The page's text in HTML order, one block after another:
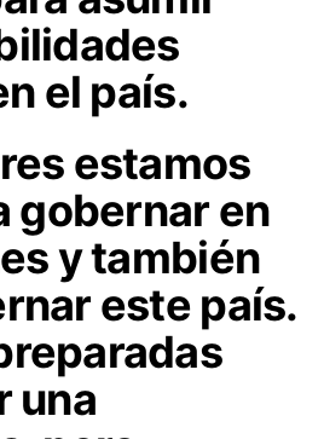
el país.
estamos
gobernar en
y también
este país.
una